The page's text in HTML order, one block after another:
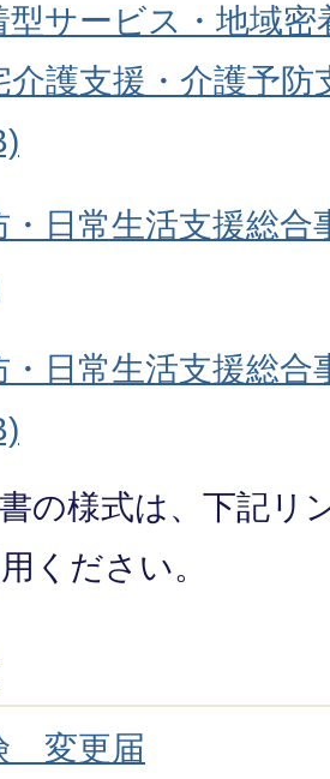
型サービス・地域
介護支援・介護予
・日常生活支援総合
・日常生活支援総合
の様式は、下記リ
ください。
変更届